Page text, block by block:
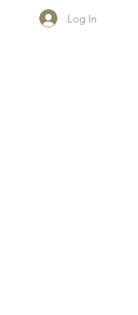
Log In